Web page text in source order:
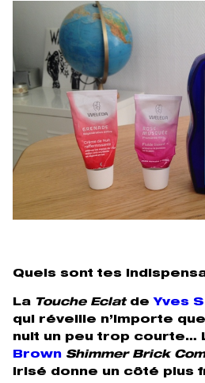
Quels sont tes
La Touche Eclatde Yves
qui réveille n’importe
nuit un peu trop courte…
Brown Shimmer Brick
irisé donne un côté plus